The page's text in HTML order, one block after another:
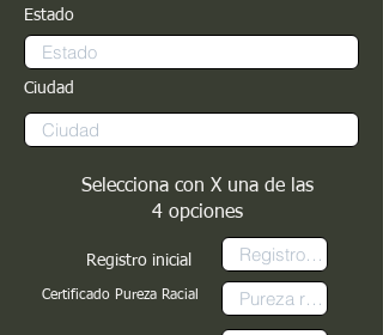
Estado
Ciudad
Registro inicial
Certificado Pureza Racial
Selecciona con X una de las
4 opciones